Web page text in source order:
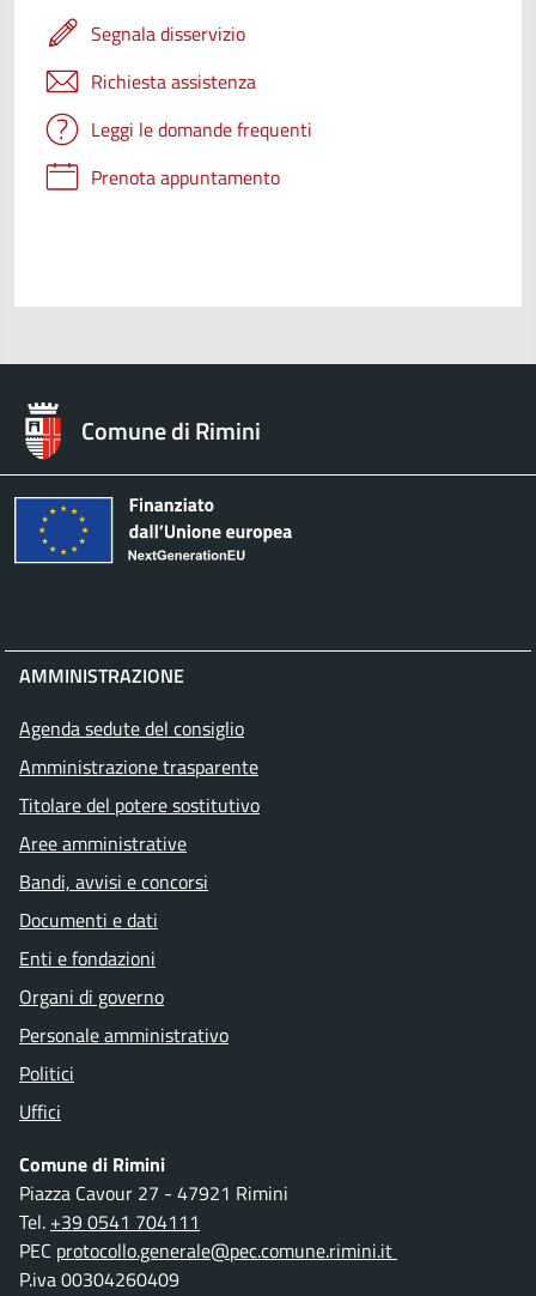
Segnala disservizio
Richiesta assistenza
Leggi le domande frequenti
Prenota appuntamento
Comune di Rimini
AMMINISTRAZIONE
Agenda sedute del consiglio
Amministrazione trasparente
Titolare del potere sostitutivo
Aree amministrative
Bandi, avvisi e concorsi
Documenti e dati
Enti e fondazioni
Organi di governo
Personale amministrativo
Politici
Uffici
Comune di Rimini
Piazza Cavour 27 - 47921 Rimini
Tel. +39 0541 704111
PEC protocollo.generale@pec.comune.rimini.it
P.iva 00304260409